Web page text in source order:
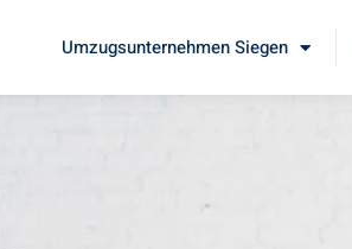
Umzugsunternehmen Siegen